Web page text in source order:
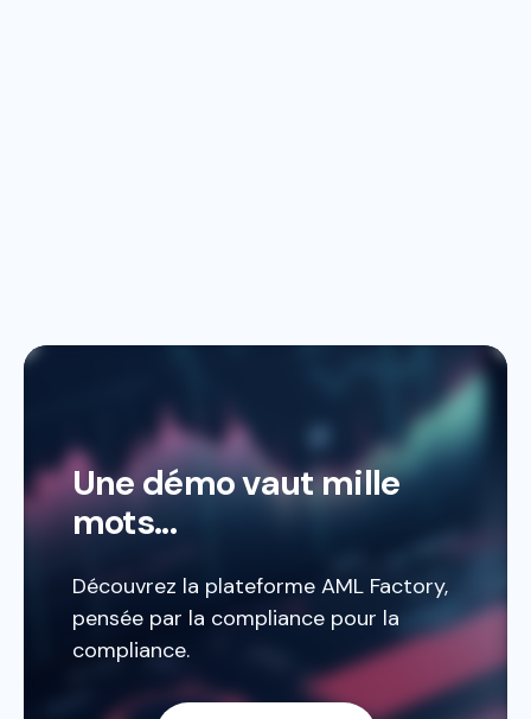
Une démo vaut mille
mots...
Découvrez la plateforme AML Factory,
pensée par la compliance pour la
compliance.